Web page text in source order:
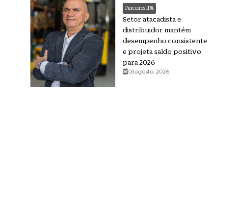
Parceiros IPA
Setor atacadista e
distribuidor mantém
desempenho consistente
e projeta saldo positivo
para 2026
03 agosto, 2026